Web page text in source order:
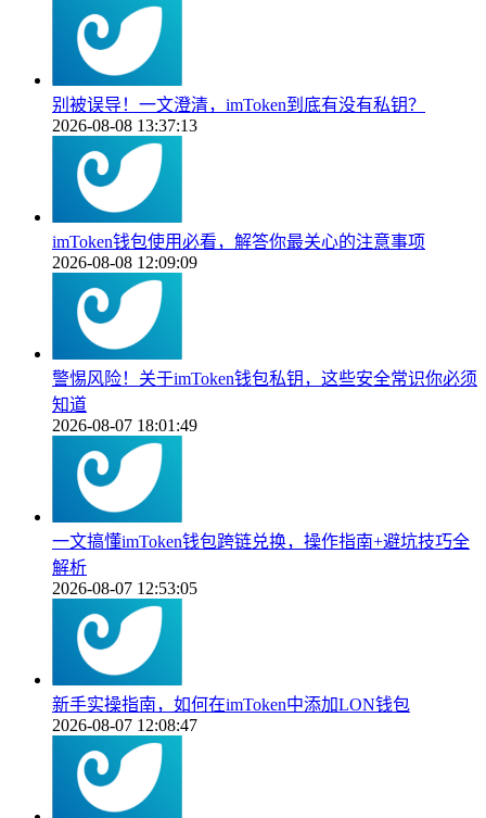
别被误导！一文澄清，imToken到底有没有私钥？
2026-08-08 13:37:13
imToken钱包使用必看，解答你最关心的注意事项
2026-08-08 12:09:09
警惕风险！关于imToken钱包私钥，这些安全常识你必须
知道
2026-08-07 18:01:49
一文搞懂imToken钱包跨链兑换，操作指南+避坑技巧全
解析
2026-08-07 12:53:05
新手实操指南，如何在imToken中添加LON钱包
2026-08-07 12:08:47